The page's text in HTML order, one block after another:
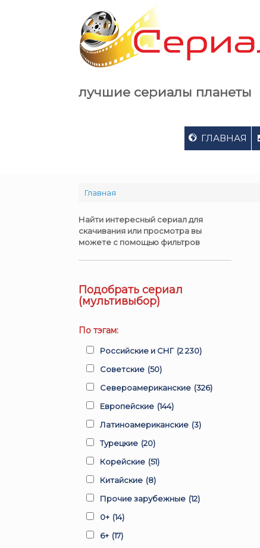
лучшие сериалы планеты
ГЛАВНАЯ
Главная
Найти интересный сериал для
скачивания или просмотра вы
можете с помощью фильтров
Подобрать сериал
(мультивыбор)
По тэгам:
Российские и СНГ (2 230)
Советские (50)
Североамериканские (326)
Европейские (144)
Латиноамериканские (3)
Турецкие (20)
Корейские (51)
Китайские (8)
Прочие зарубежные (12)
0+ (14)
6+ (17)